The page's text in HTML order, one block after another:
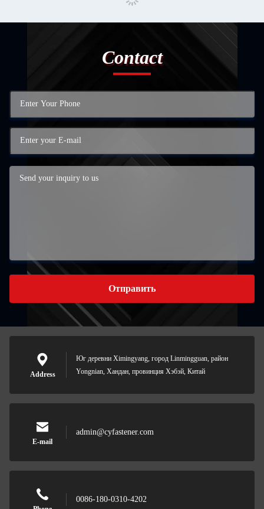
Contact
Отправить
Address
Юг деревни Ximingyang, город Linmingguan, район
Yongnian, Хандан, провинция Хэбэй, Китай
E-mail
admin@cyfastener.com
0086-180-0310-4202